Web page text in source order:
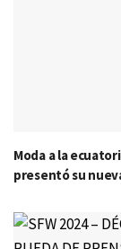
Moda a la
presentó su